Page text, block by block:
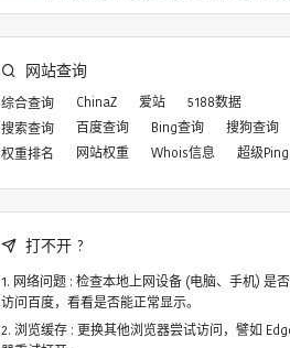
网站查询
综合查询 ChinaZ 爱站
5188数据
搜索查询
百度查询 Bing查询
搜狗查询
权重排名
网站权重 Whois信息 超级Ping
打不开 ?
网络问题 : 检查本地上网设备 (电脑、手机) 是
访问百度，看看是否能正常显示。
浏览缓存 : 更换其他浏览器尝试访问，譬如